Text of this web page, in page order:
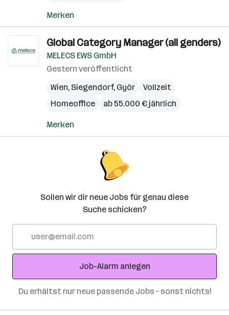
Merken
Global Category Manager (all genders)
MELECS EWS GmbH
Gestern veröffentlicht
Wien, Siegendorf, Györ
Vollzeit
Homeoffice
ab 55.000 € jährlich
Merken
Sollen wir dir neue Jobs für genau diese
Suche schicken?
Adresse
Job-Alarm anlegen
Du erhältst nur neue passende Jobs – sonst nichts!